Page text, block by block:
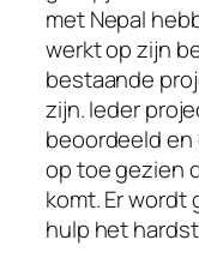
met Nepal
werkt op zijn
bestaande
zijn. Ieder
beoordeeld
op toe gezien
komt. Er wordt
hulp het